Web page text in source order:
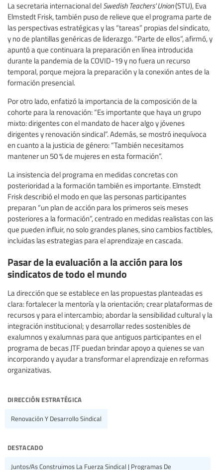
La secretaria internacional del Swedish Teachers' Union(STU), Eva
Elmstedt Frisk, también puso de relieve que el programa parte de
las perspectivas estratégicas y las “tareas” propias del sindicato,
y no de plantillas genéricas de liderazgo. “Parte de ellos”, afirmó, y
apuntó a que continuara la preparación en línea introducida
durante la pandemia de la COVID-19 y no fuera un recurso
temporal, porque mejora la preparación y la conexión antes de la
formación presencial.
Por otro lado, enfatizó la importancia de la composición de la
cohorte para la renovación: “Es importante que haya un grupo
mixto: dirigentes con el mandato de hacer algo y jóvenes
dirigentes y renovación sindical”. Además, se mostró inequívoca
en cuanto a la justicia de género: “También necesitamos
mantener un 50 % de mujeres en esta formación”.
La insistencia del programa en medidas concretas con
posterioridad a la formación también es importante. Elmstedt
Frisk describió el modo en que las personas participantes
preparan “un plan de acción para los primeros seis meses
posteriores a la formación”, centrado en medidas realistas con las
que pueden influir, no solo grandes planes, sino cambios factibles,
incluidas las estrategias para el aprendizaje en cascada.
Pasar de la evaluación a la acción para los
sindicatos de todo el mundo
La dirección que se establece en las propuestas planteadas es
clara: fortalecer la mentoría y la orientación; crear plataformas de
recursos y para el intercambio; abordar la sensibilidad cultural y la
integración institucional; y desarrollar redes sostenibles de
exalumnos y exalumnas para que antiguos participantes en el
programa de becas JTF puedan brindar apoyo a quienes se van
incorporando y ayudar a transformar el aprendizaje en reformas
organizativas.
dirección estratégica
Renovación Y Desarrollo Sindical
destacado
Juntos/as Construimos La Fuerza Sindical | Programas De